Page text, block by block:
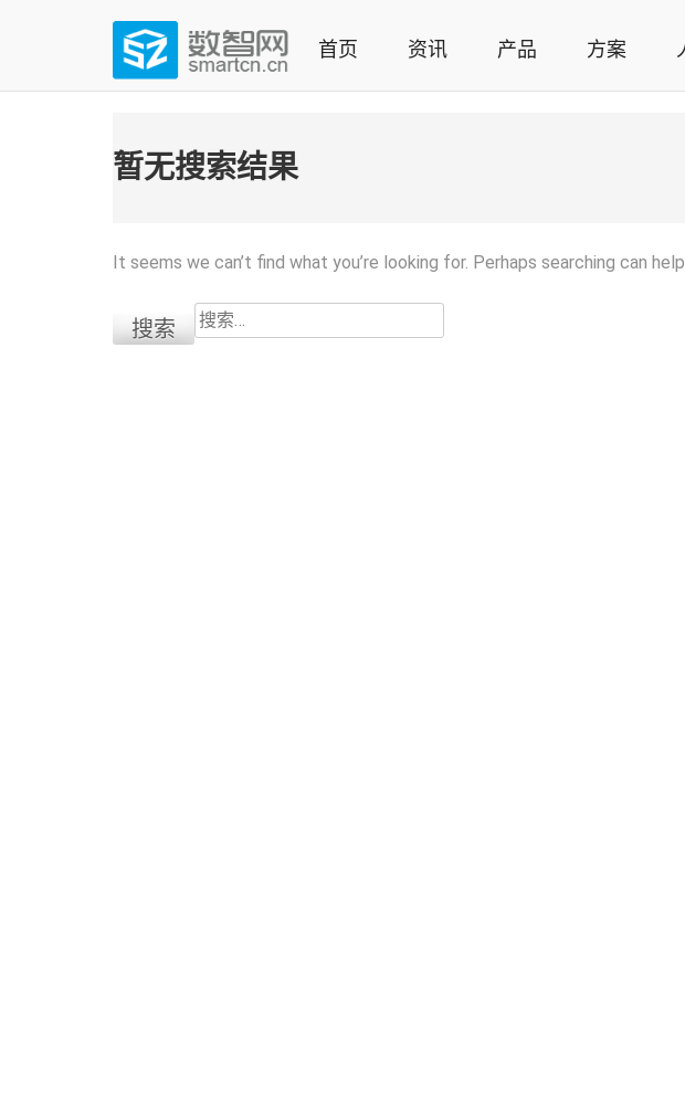
(Press
数智网
智能家居第一资讯门户 | 智能家居系统，智能家居产品，智能家居解决方案，智能家居技
首页 资讯 产品 方案
暂无搜索结果
It seems we can’t find what you’re looking for. Perhaps searching can
搜
索：